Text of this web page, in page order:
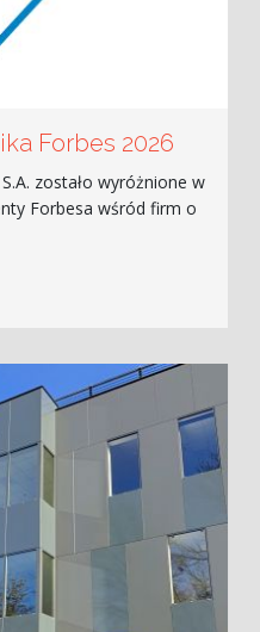
Forbes 2026
zostało wyróżnione w
Forbesa wśród firm o